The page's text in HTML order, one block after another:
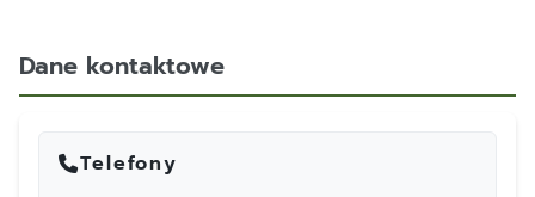
Dane kontaktowe
Telefony